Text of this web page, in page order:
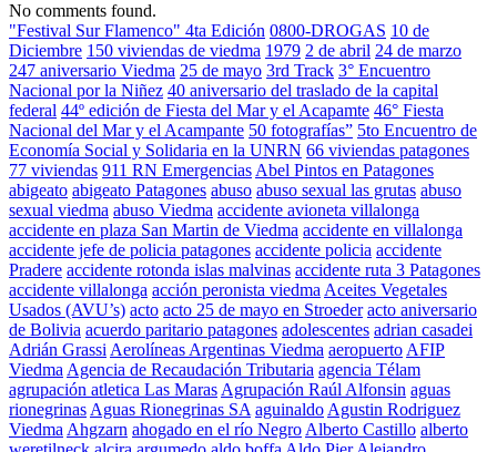
No comments found.
"Festival Sur Flamenco" 4ta Edición 0800-DROGAS 10 de
Diciembre 150 viviendas de viedma 1979 2 de abril 24 de marzo
247 aniversario Viedma 25 de mayo 3rd Track 3° Encuentro
Nacional por la Niñez 40 aniversario del traslado de la capital
federal 44º edición de Fiesta del Mar y el Acapamte 46° Fiesta
Nacional del Mar y el Acampante 50 fotografías” 5to Encuentro de
Economía Social y Solidaria en la UNRN 66 viviendas patagones
77 viviendas 911 RN Emergencias Abel Pintos en Patagones
abigeato abigeato Patagones abuso abuso sexual las grutas abuso
sexual viedma abuso Viedma accidente avioneta villalonga
accidente en plaza San Martin de Viedma accidente en villalonga
accidente jefe de policia patagones accidente policia accidente
Pradere accidente rotonda islas malvinas accidente ruta 3 Patagones
accidente villalonga acción peronista viedma Aceites Vegetales
Usados (AVU’s) acto acto 25 de mayo en Stroeder acto aniversario
de Bolivia acuerdo paritario patagones adolescentes adrian casadei
Adrián Grassi Aerolíneas Argentinas Viedma aeropuerto AFIP
Viedma Agencia de Recaudación Tributaria agencia Télam
agrupación atletica Las Maras Agrupación Raúl Alfonsin aguas
rionegrinas Aguas Rionegrinas SA aguinaldo Agustin Rodriguez
Viedma Ahgzarn ahogado en el río Negro Alberto Castillo alberto